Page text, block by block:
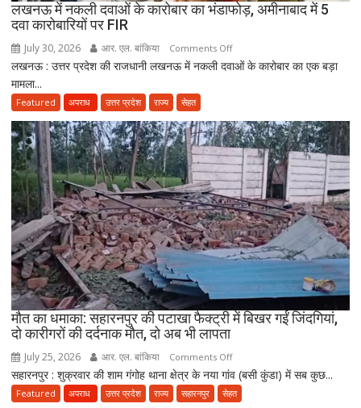
स्वास्थ्य
तैयार
लखनऊ में नकली दवाओं के कारोबार का भंडाफोड़, अमीनाबाद में 5
दवा कारोबारियों पर FIR
July 30, 2026 आर. एल. बांकिया Comments Offon
लखनऊ
दवाओं
के
कारोबार
का
भंडाफोड़,
अमीनाबाद
में
5
दवा
पर
FIR
लखनऊ : उत्तर प्रदेश की राजधानी लखनऊ में नकली दवाओं के कारोबार का एक बड़ा
मामला...
Featured अपराध उत्तर प्रदेश राज्य सेहत
मौत का धमाका: सहारनपुर की पटाखा फैक्ट्री में बिखर गईं जिंदगियां,
दो कारीगरों की दर्दनाक मौत, दो अब भी लापता
July 25, 2026 आर. एल. बांकिया Comments Offon
मौत
का
सहारनपुर : शुक्रवार की शाम गंगोह थाना क्षेत्र के नया गांव (बसी कुंडा) में सब कुछ...
Featured अपराध उत्तर प्रदेश राज्य सहारनपुर सेहत